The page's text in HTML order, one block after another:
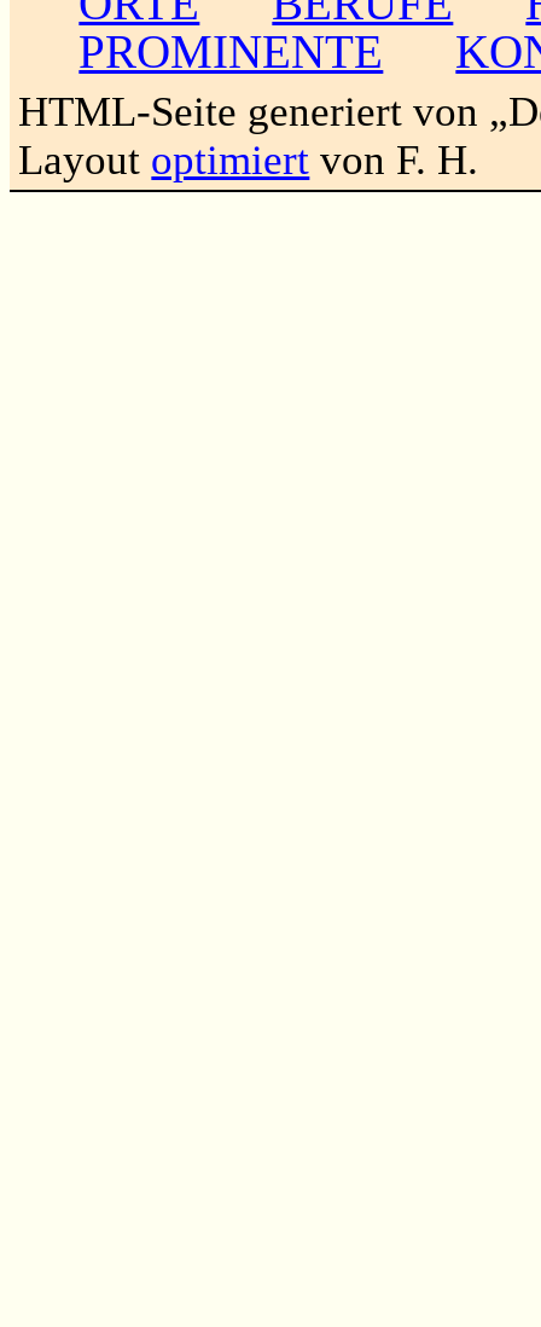
PROMINENTE
HTML-Seite generiert von
Layout optimiert von F. H.